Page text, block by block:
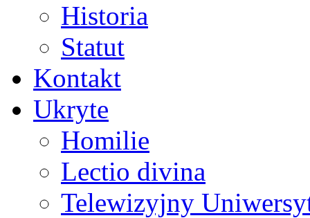
Historia
Statut
Kontakt
Ukryte
Homilie
Lectio divina
Telewizyjny